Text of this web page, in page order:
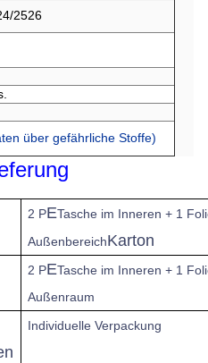
2526
über gefährliche Stoffe)
2 PETasche im Inneren + 1
AußenbereichKarton
2 PETasche im Inneren + 1
Außenraum
Individuelle Verpackung